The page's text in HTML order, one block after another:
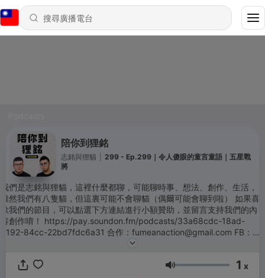
陪你到狸銘
志銘與狸貓
299 - Ep.299｜令人傻眼的童言童語｜五星戰
將
我們是志銘與狸貓，這裡什麼都聊，可能聊時事、想法、創作、生活，
雖然我們有八隻貓，但這裏可能不會聊貓（偶爾可能會聊到啦） 如果喜
歡我們的節目，可以點選下方連結進行小額贊助，並留言支持我們的內
容創作唷！ https://pay.soundon.fm/podcasts/33a68cdc-18ad-
4192-84cc-22bd7fdc6a31 合作：fumeanaction@gmail.com FB：黃
https://www.youtube.com/channel/UCGbpr46Y8aDyO2s_W_3SfkA
音量 1 x